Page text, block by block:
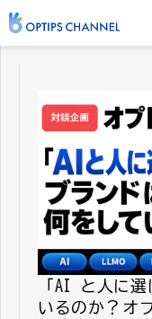
「AI と人に
いるのか？──